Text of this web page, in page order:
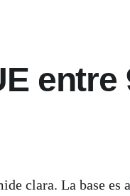
entre
clara. La base es